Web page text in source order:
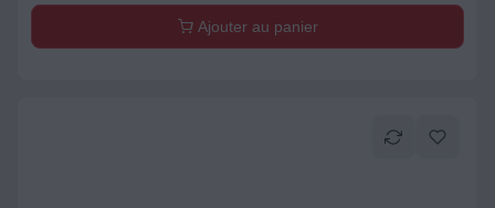
Ajouter au panier